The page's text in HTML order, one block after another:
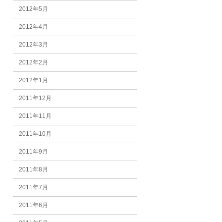
2012年5月
2012年4月
2012年3月
2012年2月
2012年1月
2011年12月
2011年11月
2011年10月
2011年9月
2011年8月
2011年7月
2011年6月